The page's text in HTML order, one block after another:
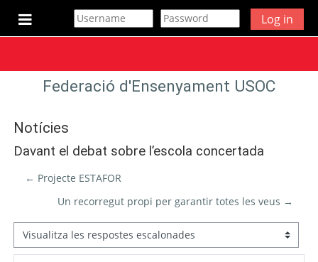
Ves al contingut principal
Panell lateral
Log in
Federació d'Ensenyament USOC
Notícies
Davant el debat sobre l’escola concertada
← Projecte ESTAFOR
Un recorregut propi per garantir totes les veus →
Mode de visualització